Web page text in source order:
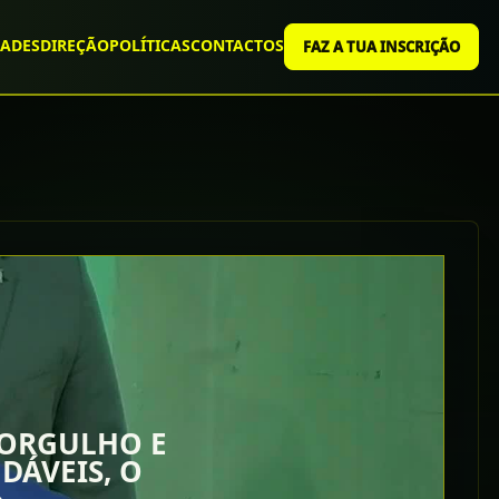
DIREÇÃOPOLÍTICASCONTACTOS FAZ A TUA INSCRIÇÃO
E
O